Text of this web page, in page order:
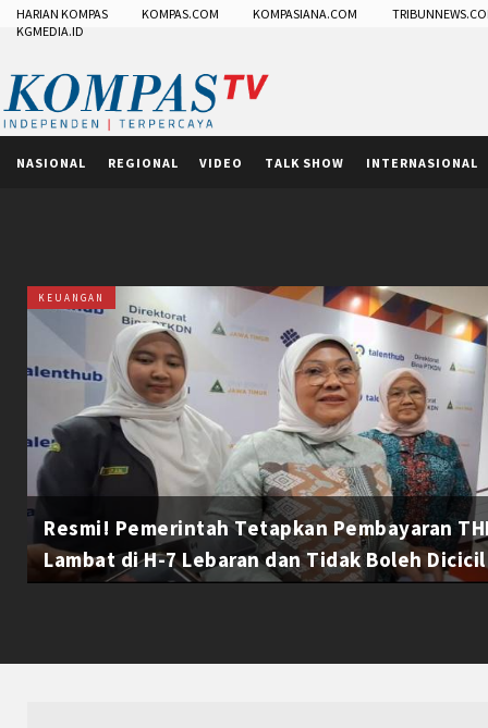
HARIAN KOMPAS KOMPAS.COM KOMPASIANA.COM
KGMEDIA.ID
NASIONAL REGIONAL VIDEO TALK SHOW INTERNASIONAL
KEUANGAN
Resmi! Pemerintah Tetapkan Pembayaran
Lambat di H-7 Lebaran dan Tidak Boleh Dicicil